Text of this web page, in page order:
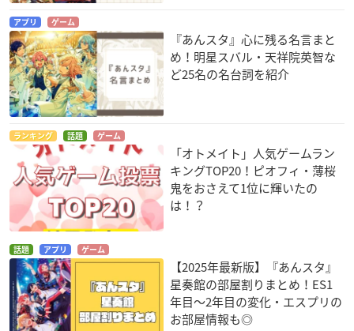
アプリ ゲーム
『あんスタ』心に残る名言まと
め！明星スバル・天祥院英智な
ど25名の名台詞を紹介
ランキング 話題 ゲーム
「オトメイト」人気ゲームラン
キングTOP20！ピオフィ・薄桜
鬼をおさえて1位に輝いたの
は！？
話題 アプリ ゲーム
【2025年最新版】『あんスタ』
星奏館の部屋割りまとめ！ES1
年目〜2年目の変化・エスプリの
お部屋情報も◎